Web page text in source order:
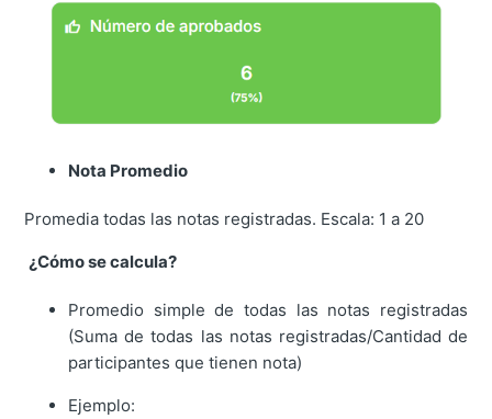
Nota Promedio
Promedia todas las notas registradas. Escala: 1 a 20
¿Cómo se calcula?
Promedio simple de todas las notas registradas
(Suma de todas las notas registradas/Cantidad de
participantes que tienen nota)
Ejemplo: